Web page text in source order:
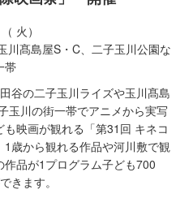
火）
川髙島屋S・C、⼆⼦⽟川公園な
帯
谷の二⼦⽟川ライズや⽟川髙島
⽟川の街⼀帯でアニメから実写
映画が観れる「第31回 キネコ
歳から観れる作品や河川敷で観
品が1プログラム子ども700
きます。